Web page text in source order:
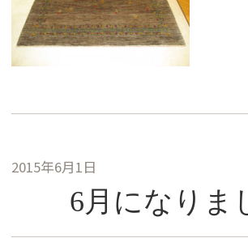
2015年6月1日
6月になりま